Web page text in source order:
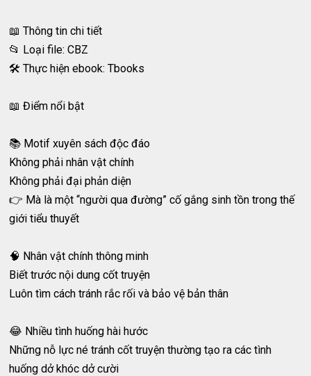
📖 Thông tin chi tiết
📂 Loại file: CBZ
🛠️ Thực hiện ebook: Tbooks
📖 Điểm nổi bật
📚 Motif xuyên sách độc đáo
Không phải nhân vật chính
Không phải đại phản diện
👉 Mà là một “người qua đường” cố gắng sinh tồn trong thế
giới tiểu thuyết
🧠 Nhân vật chính thông minh
Biết trước nội dung cốt truyện
Luôn tìm cách tránh rắc rối và bảo vệ bản thân
😂 Nhiều tình huống hài hước
Những nỗ lực né tránh cốt truyện thường tạo ra các tình
huống dở khóc dở cười